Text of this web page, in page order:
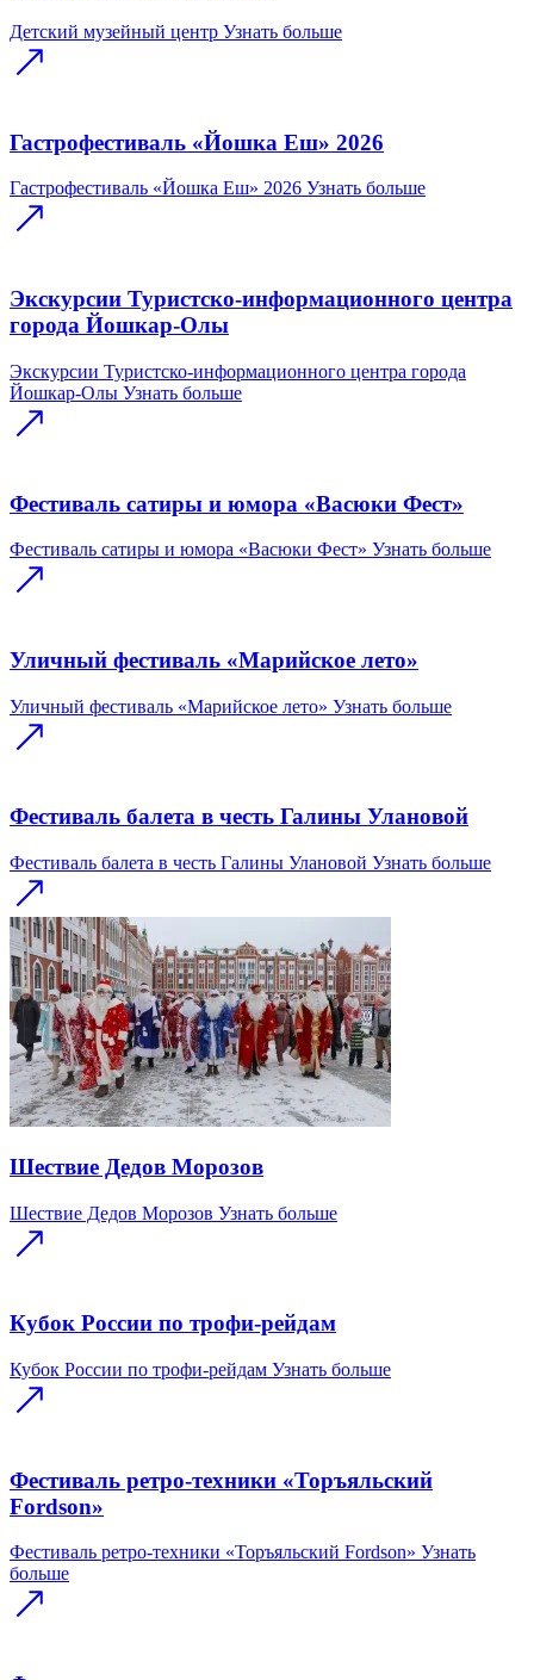
Детский музейный центр Узнать больше
Гастрофестиваль «Йошка Еш» 2026
Гастрофестиваль «Йошка Еш» 2026 Узнать больше
Экскурсии Туристско-информационного центра
города Йошкар-Олы
Экскурсии Туристско-информационного центра города
Йошкар-Олы Узнать больше
Фестиваль сатиры и юмора «Васюки Фест»
Фестиваль сатиры и юмора «Васюки Фест» Узнать больше
Уличный фестиваль «Марийское лето»
Уличный фестиваль «Марийское лето» Узнать больше
Фестиваль балета в честь Галины Улановой
Фестиваль балета в честь Галины Улановой Узнать больше
Шествие Дедов Морозов
Шествие Дедов Морозов Узнать больше
Кубок России по трофи-рейдам
Кубок России по трофи-рейдам Узнать больше
Фестиваль ретро-техники «Торъяльский
Fordson»
Фестиваль ретро-техники «Торъяльский Fordson» Узнать
больше